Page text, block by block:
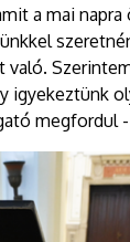
a mai
megfordul